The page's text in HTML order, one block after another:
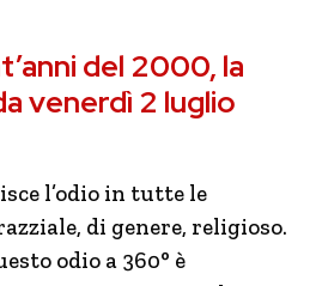
del 2000, la
venerdì 2 luglio
l’odio in tutte le
di genere, religioso.
odio a 360° è